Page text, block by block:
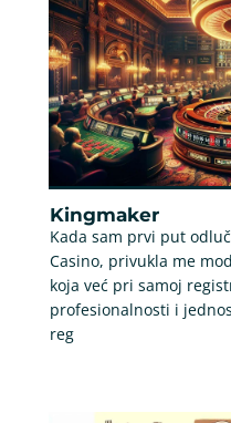
Kingmaker
Kada sam prvi put
Casino, privukla me
koja već pri samoj
profesionalnosti i
reg